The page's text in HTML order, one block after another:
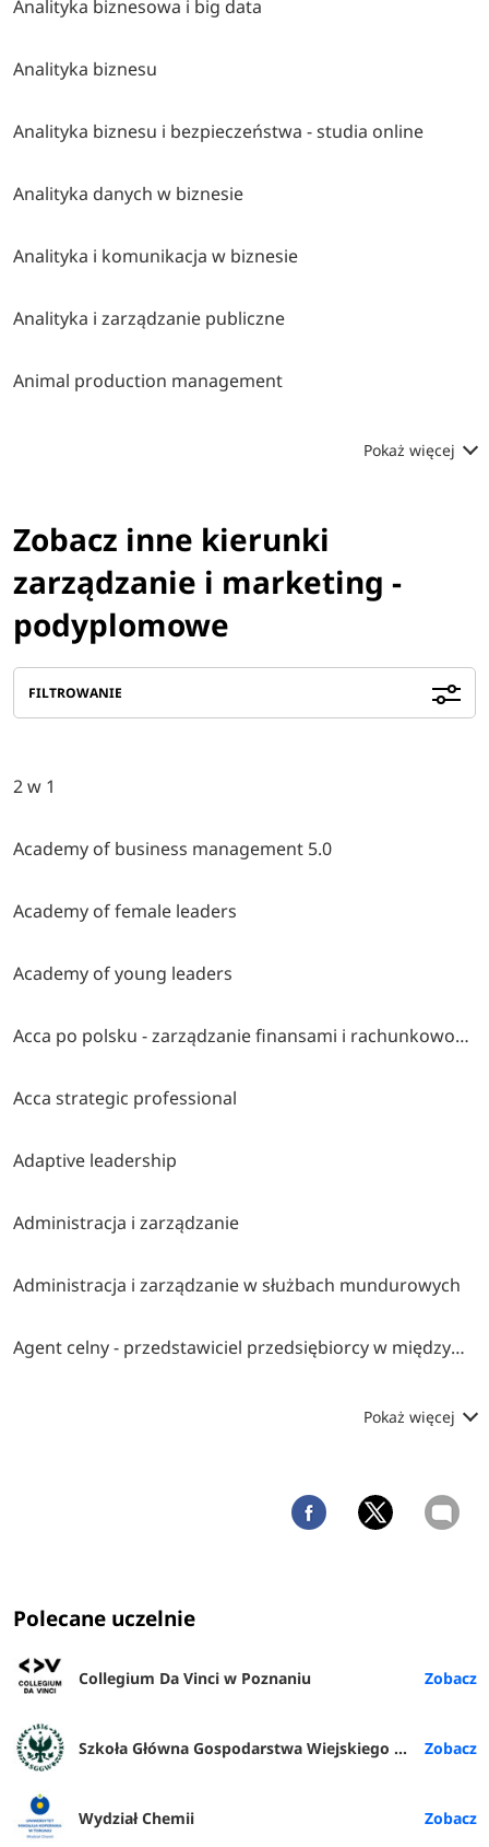
Analityka biznesowa i big data
Analityka biznesu
Analityka biznesu i bezpieczeństwa - studia online
Analityka danych w biznesie
Analityka i komunikacja w biznesie
Analityka i zarządzanie publiczne
Animal production management
Pokaż więcej
Zobacz inne kierunki
zarządzanie i marketing -
podyplomowe
FILTROWANIE
2 w 1
Academy of business management 5.0
Academy of female leaders
Academy of young leaders
Acca po polsku - zarządzanie finansami i rachunkowość w środowisku międzynarodowym
Acca strategic professional
Adaptive leadership
Administracja i zarządzanie
Administracja i zarządzanie w służbach mundurowych
Agent celny - przedstawiciel przedsiębiorcy w międzynarodowym obrocie towarowym
Pokaż więcej
Polecane uczelnie
Collegium Da Vinci w Poznaniu
Szkoła Główna Gospodarstwa Wiejskiego w Warszawie
Wydział Chemii